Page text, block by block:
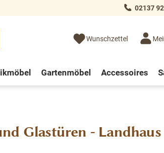
02137
Wunschzettel
Gartenmöbel Accessoires
Glastüren - Landhaus